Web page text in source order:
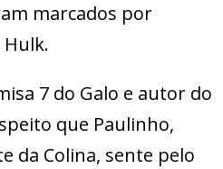
marcados por
7 do Galo e autor do
que Paulinho,
da Colina, sente pelo